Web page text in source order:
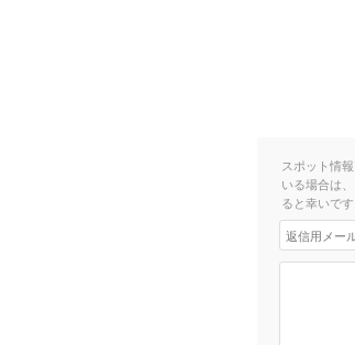
スポット情
いる場合は
ると幸いです